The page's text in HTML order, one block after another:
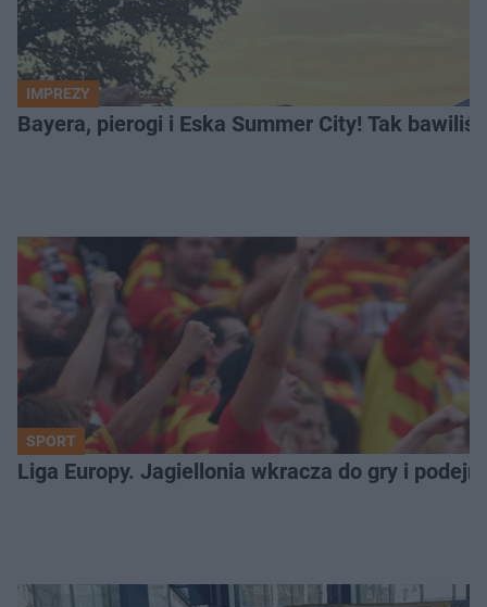
IMPREZY
Bayera, pierogi i Eska Summer City! Tak
SPORT
Liga Europy. Jagiellonia wkracza do gry i